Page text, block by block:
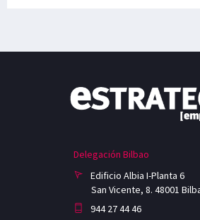
Delegación Bilbao
Edificio Albia I-Planta 6
San Vicente, 8. 48001
944 27 44 46